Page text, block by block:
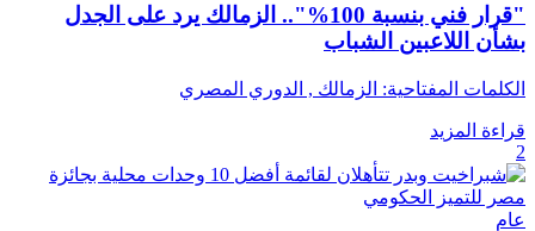
"قرار فني بنسبة 100%".. الزمالك يرد على الجدل
بشأن اللاعبين الشباب
الكلمات المفتاحية: الزمالك , الدوري المصري
قراءة المزيد
2
عام